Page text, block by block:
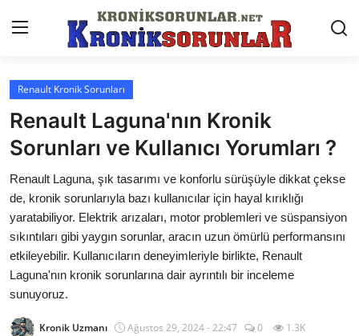
Anasayfa
Markalar
İletişim
Trafik & Cezalar
Sigorta & Kasko
Vergi & ÖTV & MTV
Muayene & Ruhsat
Renault Kronik Sorunları
Renault Laguna'nın Kronik
Sorunları ve Kullanıcı Yorumları ?
Renault Laguna, şık tasarımı ve konforlu sürüşüyle dikkat çekse
de, kronik sorunlarıyla bazı kullanıcılar için hayal kırıklığı
yaratabiliyor. Elektrik arızaları, motor problemleri ve süspansiyon
sıkıntıları gibi yaygın sorunlar, aracın uzun ömürlü performansını
etkileyebilir. Kullanıcıların deneyimleriyle birlikte, Renault
Laguna'nın kronik sorunlarına dair ayrıntılı bir inceleme
sunuyoruz.
Kronik Uzmanı Ağustos 29, 2024 - 22:47 0 1.3K